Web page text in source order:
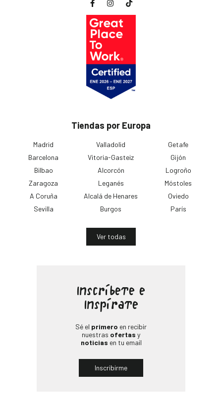
Tiendas por Europa
Madrid
Barcelona
Bilbao
Zaragoza
A Coruña
Sevilla
Valladolid
Vitoria-Gasteiz
Alcorcón
Leganés
Alcalá de Henares
Burgos
Getafe
Gijón
Logroño
Móstoles
Oviedo
París
Ver todas
Inscríbete e
Inspírate
Sé el primero en recibir
nuestras ofertas y
noticias en tu email
Inscribirme